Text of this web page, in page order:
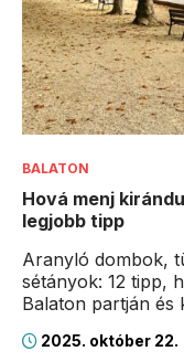
BALATON
Hová menj
legjobb tipp
Aranyló dombok,
sétányok: 12 tipp,
Balaton partján és
2025. október 22.